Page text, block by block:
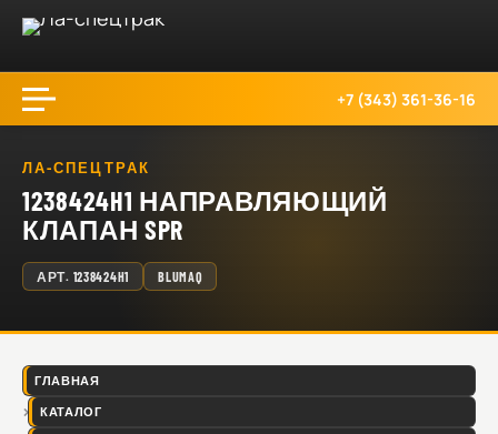
+7 (343) 361-36-16
ЛА-СПЕЦТРАК
1238424H1 НАПРАВЛЯЮЩИЙ
КЛАПАН SPR
АРТ. 1238424H1 BLUMAQ
ГЛАВНАЯ
КАТАЛОГ